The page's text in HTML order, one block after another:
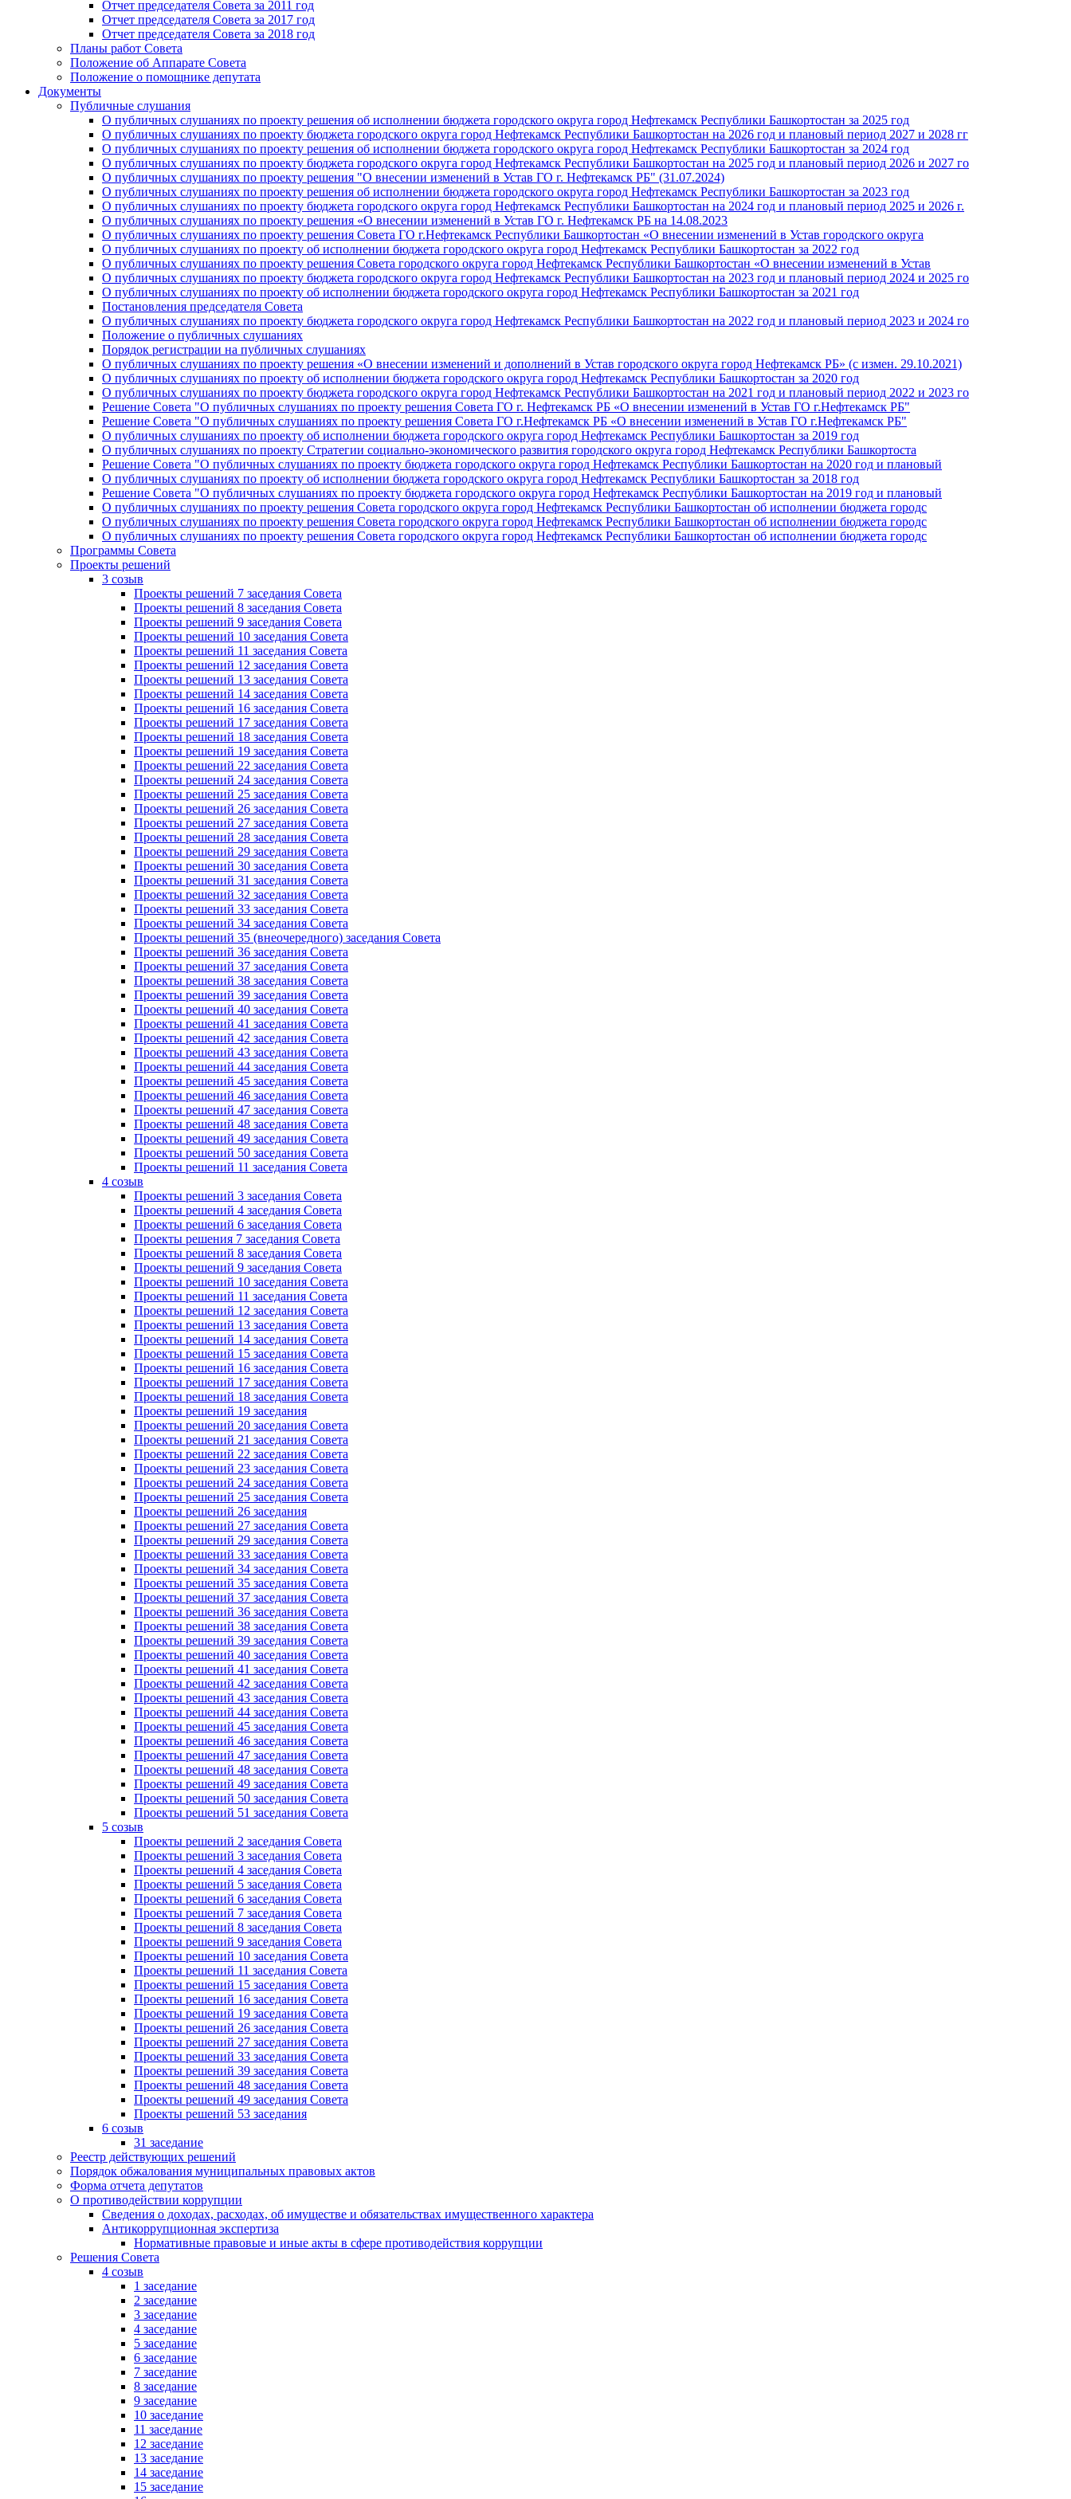
Отчет председателя Совета за 2011 год
Отчет председателя Совета за 2017 год
Отчет председателя Совета за 2018 год
Планы работ Совета
Положение об Аппарате Совета
Положение о помощнике депутата
Документы
Публичные слушания
О публичных слушаниях по проекту решения об исполнении бюджета городского округа город Нефтекамск Республики Башкортостан за 2025 год
О публичных слушаниях по проекту бюджета городского округа город Нефтекамск Республики Башкортостан на 2026 год и плановый период 2027 и 2028 гг
О публичных слушаниях по проекту решения об исполнении бюджета городского округа город Нефтекамск Республики Башкортостан за 2024 год
О публичных слушаниях по проекту бюджета городского округа город Нефтекамск Республики Башкортостан на 2025 год и плановый период 2026 и 2027 го
О публичных слушаниях по проекту решения "О внесении изменений в Устав ГО г. Нефтекамск РБ" (31.07.2024)
О публичных слушаниях по проекту решения об исполнении бюджета городского округа город Нефтекамск Республики Башкортостан за 2023 год
О публичных слушаниях по проекту бюджета городского округа город Нефтекамск Республики Башкортостан на 2024 год и плановый период 2025 и 2026 г.
О публичных слушаниях по проекту решения «О внесении изменений в Устав ГО г. Нефтекамск РБ на 14.08.2023
О публичных слушаниях по проекту решения Совета ГО г.Нефтекамск Республики Башкортостан «О внесении изменений в Устав городского округа
О публичных слушаниях по проекту об исполнении бюджета городского округа город Нефтекамск Республики Башкортостан за 2022 год
О публичных слушаниях по проекту решения Совета городского округа город Нефтекамск Республики Башкортостан «О внесении изменений в Устав
О публичных слушаниях по проекту бюджета городского округа город Нефтекамск Республики Башкортостан на 2023 год и плановый период 2024 и 2025 го
О публичных слушаниях по проекту об исполнении бюджета городского округа город Нефтекамск Республики Башкортостан за 2021 год
Постановления председателя Совета
О публичных слушаниях по проекту бюджета городского округа город Нефтекамск Республики Башкортостан на 2022 год и плановый период 2023 и 2024 го
Положение о публичных слушаниях
Порядок регистрации на публичных слушаниях
О публичных слушаниях по проекту решения «О внесении изменений и дополнений в Устав городского округа город Нефтекамск РБ» (с измен. 29.10.2021)
О публичных слушаниях по проекту об исполнении бюджета городского округа город Нефтекамск Республики Башкортостан за 2020 год
О публичных слушаниях по проекту бюджета городского округа город Нефтекамск Республики Башкортостан на 2021 год и плановый период 2022 и 2023 го
Решение Совета "О публичных слушаниях по проекту решения Совета ГО г. Нефтекамск РБ «О внесении изменений в Устав ГО г.Нефтекамск РБ"
Решение Совета "О публичных слушаниях по проекту решения Совета ГО г.Нефтекамск РБ «О внесении изменений в Устав ГО г.Нефтекамск РБ"
О публичных слушаниях по проекту об исполнении бюджета городского округа город Нефтекамск Республики Башкортостан за 2019 год
О публичных слушаниях по проекту Стратегии социально-экономического развития городского округа город Нефтекамск Республики Башкортоста
Решение Совета "О публичных слушаниях по проекту бюджета городского округа город Нефтекамск Республики Башкортостан на 2020 год и плановый
О публичных слушаниях по проекту об исполнении бюджета городского округа город Нефтекамск Республики Башкортостан за 2018 год
Решение Совета "О публичных слушаниях по проекту бюджета городского округа город Нефтекамск Республики Башкортостан на 2019 год и плановый
О публичных слушаниях по проекту решения Совета городского округа город Нефтекамск Республики Башкортостан об исполнении бюджета городс
О публичных слушаниях по проекту решения Совета городского округа город Нефтекамск Республики Башкортостан об исполнении бюджета городс
О публичных слушаниях по проекту решения Совета городского округа город Нефтекамск Республики Башкортостан об исполнении бюджета городс
Программы Совета
Проекты решений
3 созыв
Проекты решений 7 заседания Совета
Проекты решений 8 заседания Совета
Проекты решений 9 заседания Совета
Проекты решений 10 заседания Совета
Проекты решений 11 заседания Совета
Проекты решений 12 заседания Совета
Проекты решений 13 заседания Совета
Проекты решений 14 заседания Совета
Проекты решений 16 заседания Совета
Проекты решений 17 заседания Совета
Проекты решений 18 заседания Совета
Проекты решений 19 заседания Совета
Проекты решений 22 заседания Совета
Проекты решений 24 заседания Совета
Проекты решений 25 заседания Совета
Проекты решений 26 заседания Совета
Проекты решений 27 заседания Совета
Проекты решений 28 заседания Совета
Проекты решений 29 заседания Совета
Проекты решений 30 заседания Совета
Проекты решений 31 заседания Совета
Проекты решений 32 заседания Совета
Проекты решений 33 заседания Совета
Проекты решений 34 заседания Совета
Проекты решений 35 (внеочередного) заседания Совета
Проекты решений 36 заседания Совета
Проекты решений 37 заседания Совета
Проекты решений 38 заседания Совета
Проекты решений 39 заседания Совета
Проекты решений 40 заседания Совета
Проекты решений 41 заседания Совета
Проекты решений 42 заседания Совета
Проекты решений 43 заседания Совета
Проекты решений 44 заседания Совета
Проекты решений 45 заседания Совета
Проекты решений 46 заседания Совета
Проекты решений 47 заседания Совета
Проекты решений 48 заседания Совета
Проекты решений 49 заседания Совета
Проекты решений 50 заседания Совета
Проекты решений 11 заседания Совета
4 созыв
Проекты решений 3 заседания Совета
Проекты решений 4 заседания Совета
Проекты решений 6 заседания Совета
Проекты решения 7 заседания Совета
Проекты решений 8 заседания Совета
Проекты решений 9 заседания Совета
Проекты решений 10 заседания Совета
Проекты решений 11 заседания Совета
Проекты решений 12 заседания Совета
Проекты решений 13 заседания Совета
Проекты решений 14 заседания Совета
Проекты решений 15 заседания Совета
Проекты решений 16 заседания Совета
Проекты решений 17 заседания Совета
Проекты решений 18 заседания Совета
Проекты решений 19 заседания
Проекты решений 20 заседания Совета
Проекты решений 21 заседания Совета
Проекты решений 22 заседания Совета
Проекты решений 23 заседания Совета
Проекты решений 24 заседания Совета
Проекты решений 25 заседания Совета
Проекты решений 26 заседания
Проекты решений 27 заседания Совета
Проекты решений 29 заседания Совета
Проекты решений 33 заседания Совета
Проекты решений 34 заседания Совета
Проекты решений 35 заседания Совета
Проекты решений 37 заседания Совета
Проекты решений 36 заседания Совета
Проекты решений 38 заседания Совета
Проекты решений 39 заседания Совета
Проекты решений 40 заседания Совета
Проекты решений 41 заседания Совета
Проекты решений 42 заседания Совета
Проекты решений 43 заседания Совета
Проекты решений 44 заседания Совета
Проекты решений 45 заседания Совета
Проекты решений 46 заседания Совета
Проекты решений 47 заседания Совета
Проекты решений 48 заседания Совета
Проекты решений 49 заседания Совета
Проекты решений 50 заседания Совета
Проекты решений 51 заседания Совета
5 созыв
Проекты решений 2 заседания Совета
Проекты решений 3 заседания Совета
Проекты решений 4 заседания Совета
Проекты решений 5 заседания Совета
Проекты решений 6 заседания Совета
Проекты решений 7 заседания Совета
Проекты решений 8 заседания Совета
Проекты решений 9 заседания Совета
Проекты решений 10 заседания Совета
Проекты решений 11 заседания Совета
Проекты решений 15 заседания Совета
Проекты решений 16 заседания Совета
Проекты решений 19 заседания Совета
Проекты решений 26 заседания Совета
Проекты решений 27 заседания Совета
Проекты решений 33 заседания Совета
Проекты решений 39 заседания Совета
Проекты решений 48 заседания Совета
Проекты решений 49 заседания Совета
Проекты решений 53 заседания
6 созыв
31 заседание
Реестр действующих решений
Порядок обжалования муниципальных правовых актов
Форма отчета депутатов
О противодействии коррупции
Сведения о доходах, расходах, об имуществе и обязательствах имущественного характера
Антикоррупционная экспертиза
Нормативные правовые и иные акты в сфере противодействия коррупции
Решения Совета
4 созыв
1 заседание
2 заседание
3 заседание
4 заседание
5 заседание
6 заседание
7 заседание
8 заседание
9 заседание
10 заседание
11 заседание
12 заседание
13 заседание
14 заседание
15 заседание